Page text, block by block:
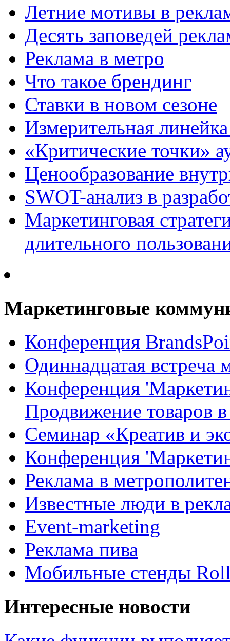
Летние мотивы в
Десять заповедей
Реклама в метро
Что такое брендинг
Ставки в новом сезоне
Измерительная
«Критические точки»
Ценообразование
SWOT-анализ в
Маркетинговая
длительного
Маркетинговые
Конференция
Одиннадцатая
Конференция
Продвижение товаров
Семинар «Креатив и
Конференция
Реклама в
Известные люди в
Event-marketing
Реклама пива
Мобильные стенды
Интересные новости